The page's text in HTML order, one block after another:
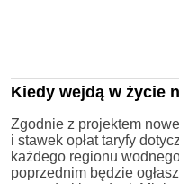
Kiedy wejdą w życie
Zgodnie z projektem
i stawek opłat taryfy
każdego regionu
poprzednim będzie